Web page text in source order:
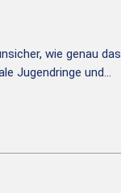
wie genau das
Jugendringe und…